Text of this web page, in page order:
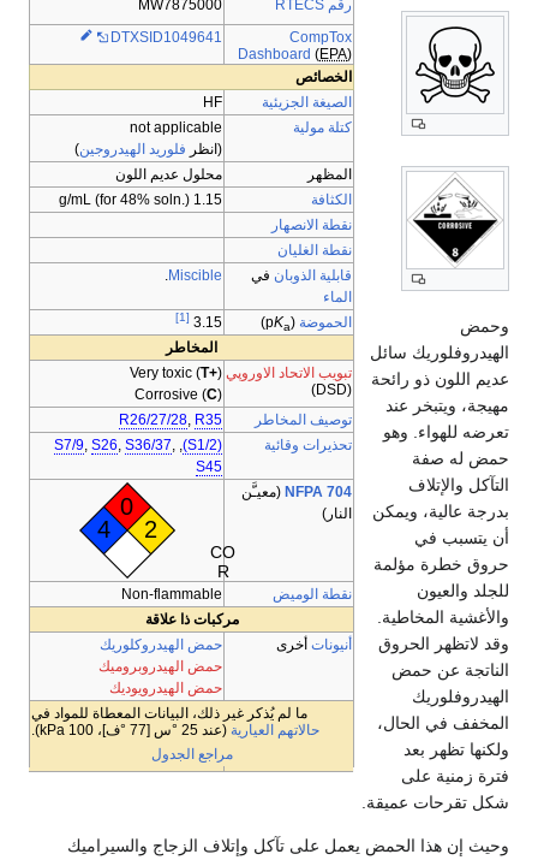
رقم RTECS
MW7875000
CompTox
Dashboard (EPA)
DTXSID1049641
الخصائص
الصيغة الجزيئية
HF
كتلة مولية
not applicable
(انظر فلوريد الهيدروجين)
المظهر
محلول عديم اللون
الكثافة
1.15 g/mL (for 48% soln.)
نقطة الانصهار
نقطة الغليان
قابلية الذوبان في
الماء
Miscible
.
الحموضة (p
Ka
)
3.15
[1]
المخاطر
تبويب الاتحاد الاوروپي
(DSD)
Very toxic (T+)
Corrosive (C)
توصيف المخاطر
R26/27/28, R35
تحذيرات وقائية
(S1/2)
,
S7/9, S26, S36/37,
S45
NFPA 704 (معيـَّن
النار)
0
4
2
CO
R
نقطة الوميض
Non-flammable
مركبات ذا علاقة
أنيونات أخرى
حمض الهيدروكلوريك
حمض الهيدروبروميك
حمض الهيدرويوديك
ما لم يُذكر غير ذلك، البيانات المعطاة للمواد في
حالاتهم العيارية (عند 25 °س [77 °ف]، 100 kPa).
مراجع الجدول
وحمض
الهيدروفلوريك سائل
عديم اللون ذو رائحة
مهيجة، ويتبخر عند
تعرضه للهواء. وهو
حمض له صفة
التآكل والإتلاف
بدرجة عالية، ويمكن
أن يتسبب في
حروق خطرة مؤلمة
للجلد والعيون
والأغشية المخاطية.
وقد لاتظهر الحروق
الناتجة عن حمض
الهيدروفلوريك
المخفف في الحال،
ولكنها تظهر بعد
فترة زمنية على
شكل تقرحات عميقة.
وحيث إن هذا الحمض يعمل على تآكل وإتلاف الزجاج والسيراميك